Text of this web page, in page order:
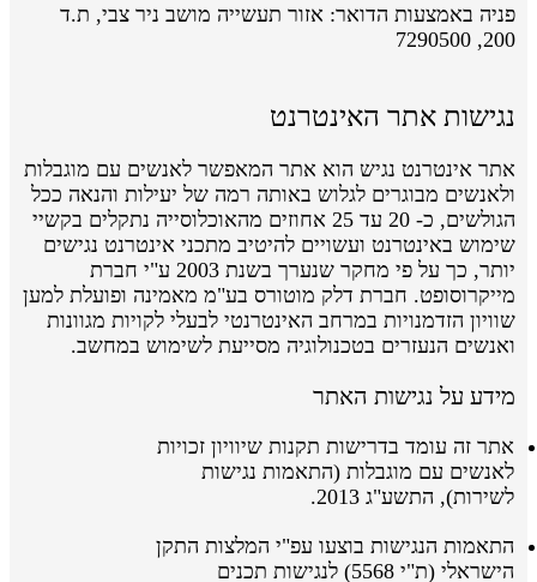
פניה באמצעות הדואר: אזור תעשייה מושב ניר צבי, ת.ד
200, 7290500
נגישות אתר האינטרנט
אתר אינטרנט נגיש הוא אתר המאפשר לאנשים עם מוגבלות
ולאנשים מבוגרים לגלוש באותה רמה של יעילות והנאה ככל
הגולשים, כ- 20 עד 25 אחוזים מהאוכלוסייה נתקלים בקשיי
שימוש באינטרנט ועשויים להיטיב מתכני אינטרנט נגישים
יותר, כך על פי מחקר שנערך בשנת 2003 ע"י חברת
מייקרוסופט. חברת דלק מוטורס בע"מ מאמינה ופועלת למען
שוויון הזדמנויות במרחב האינטרנטי לבעלי לקויות מגוונות
ואנשים הנעזרים בטכנולוגיה מסייעת לשימוש במחשב.
מידע על נגישות האתר
אתר זה עומד בדרישות תקנות שיוויון זכויות
לאנשים עם מוגבלות (התאמות נגישות
לשירות), התשע"ג 2013.
התאמות הנגישות בוצעועפ"יהמלצות התקן
הישראלי(ת"י 5568) לנגישות תכנים